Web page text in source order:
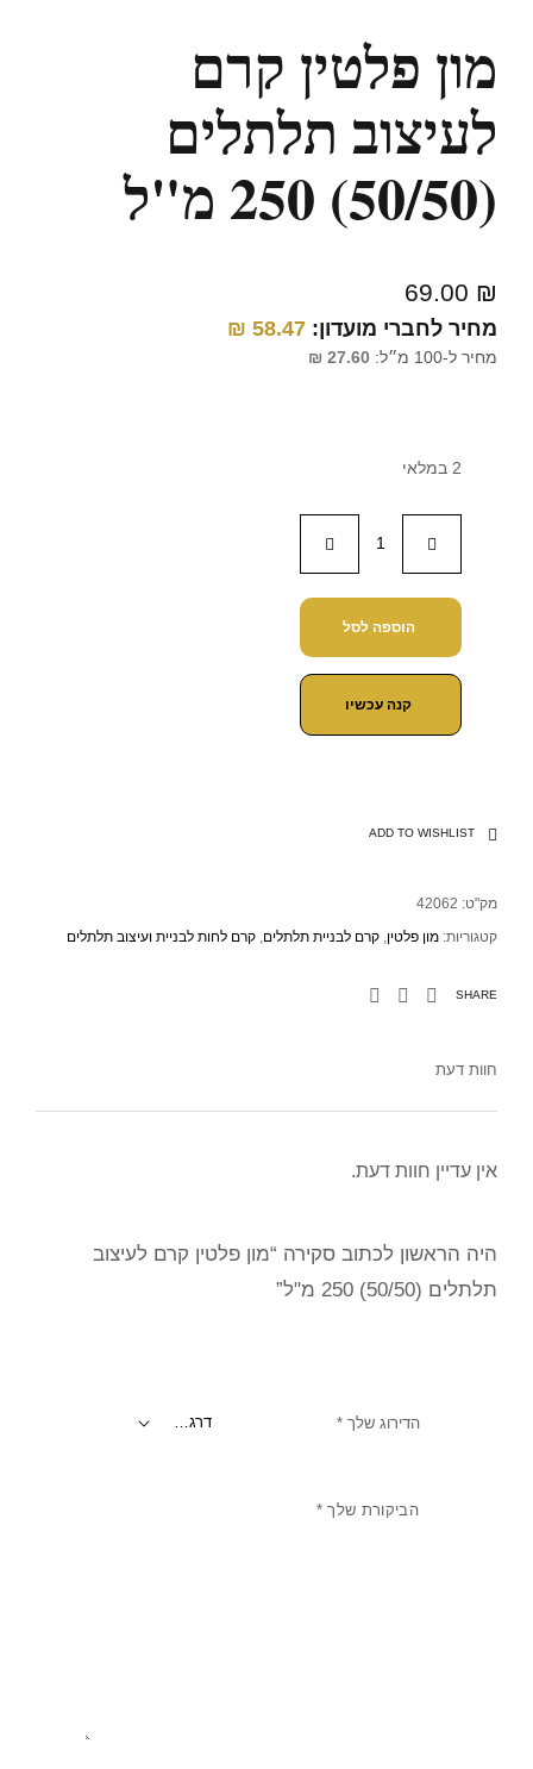
מון פלטין קרם
לעיצוב תלתלים
(50/50) 250 מ"ל
69.00 ₪
מחיר לחברי מועדון: 58.47
₪
מחיר ל-100 מ״ל: 27.60
₪
2 במלאי
הוספה לסל
קנה עכשיו
ADD TO WISHLIST
מק"ט: 42062
קטגוריות: מון פלטין, קרם לבניית תלתלים, קרם לחות לבניית ועיצוב תלתלים
SHARE
חוות דעת
אין עדיין חוות דעת.
היה הראשון לכתוב סקירה “מון פלטין קרם לעיצוב
תלתלים (50/50) 250 מ"ל”
הדירוג שלך *